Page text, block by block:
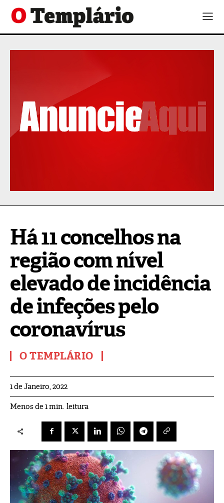
Há 11 concelhos na
região com nível
elevado de incidência
de infeções pelo
coronavírus
O TEMPLÁRIO
1 de Janeiro, 2022
Menos de 1min. leitura